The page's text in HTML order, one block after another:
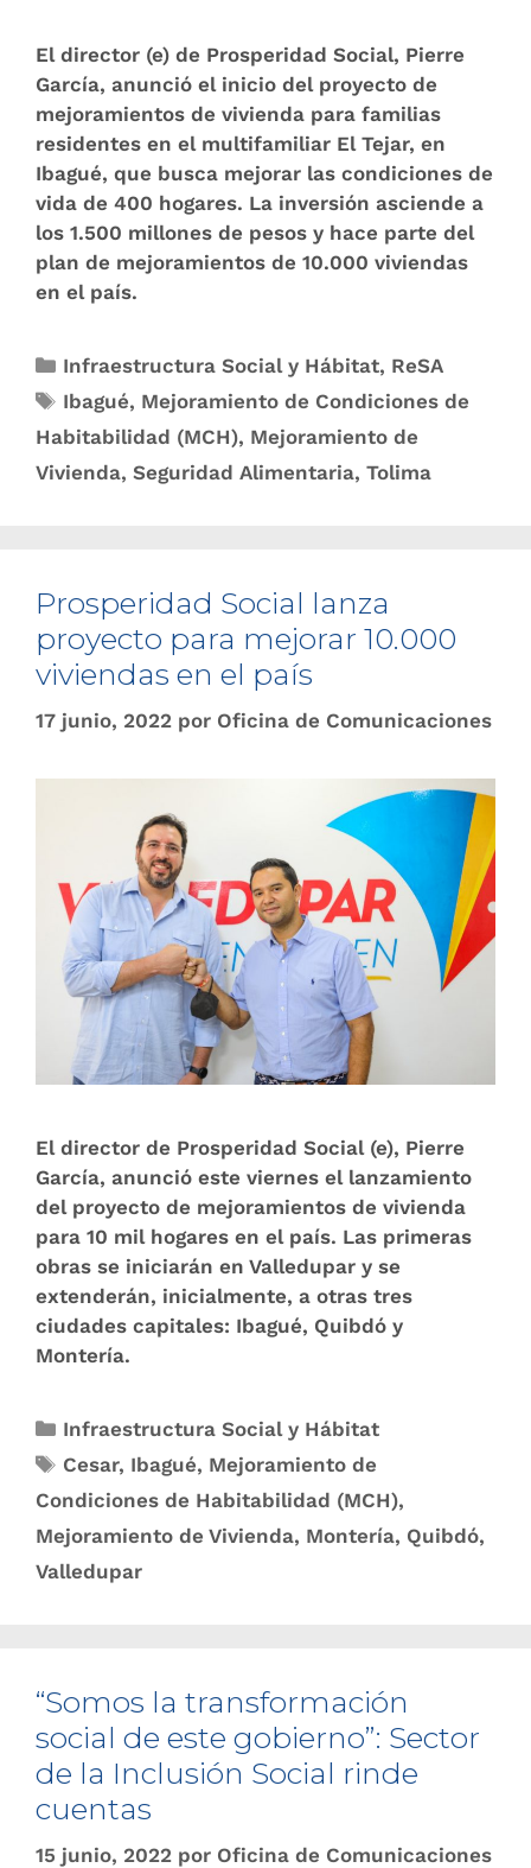
El director (e) de Prosperidad Social, Pierre
García, anunció el inicio del proyecto de
mejoramientos de vivienda para familias
residentes en el multifamiliar El Tejar, en
Ibagué, que busca mejorar las condiciones de
vida de 400 hogares. La inversión asciende a
los 1.500 millones de pesos y hace parte del
plan de mejoramientos de 10.000 viviendas
en el país.
Infraestructura Social y Hábitat, ReSA
Ibagué, Mejoramiento de Condiciones de
Habitabilidad (MCH), Mejoramiento de
Vivienda, Seguridad Alimentaria, Tolima
Prosperidad Social lanza
proyecto para mejorar 10.000
viviendas en el país
17 junio, 2022 por Oficina de Comunicaciones
El director de Prosperidad Social (e), Pierre
García, anunció este viernes el lanzamiento
del proyecto de mejoramientos de vivienda
para 10 mil hogares en el país. Las primeras
obras se iniciarán en Valledupar y se
extenderán, inicialmente, a otras tres
ciudades capitales: Ibagué, Quibdó y
Montería.
Infraestructura Social y Hábitat
Cesar, Ibagué, Mejoramiento de
Condiciones de Habitabilidad (MCH),
Mejoramiento de Vivienda, Montería, Quibdó,
Valledupar
“Somos la transformación
social de este gobierno”: Sector
de la Inclusión Social rinde
cuentas
15 junio, 2022 por Oficina de Comunicaciones